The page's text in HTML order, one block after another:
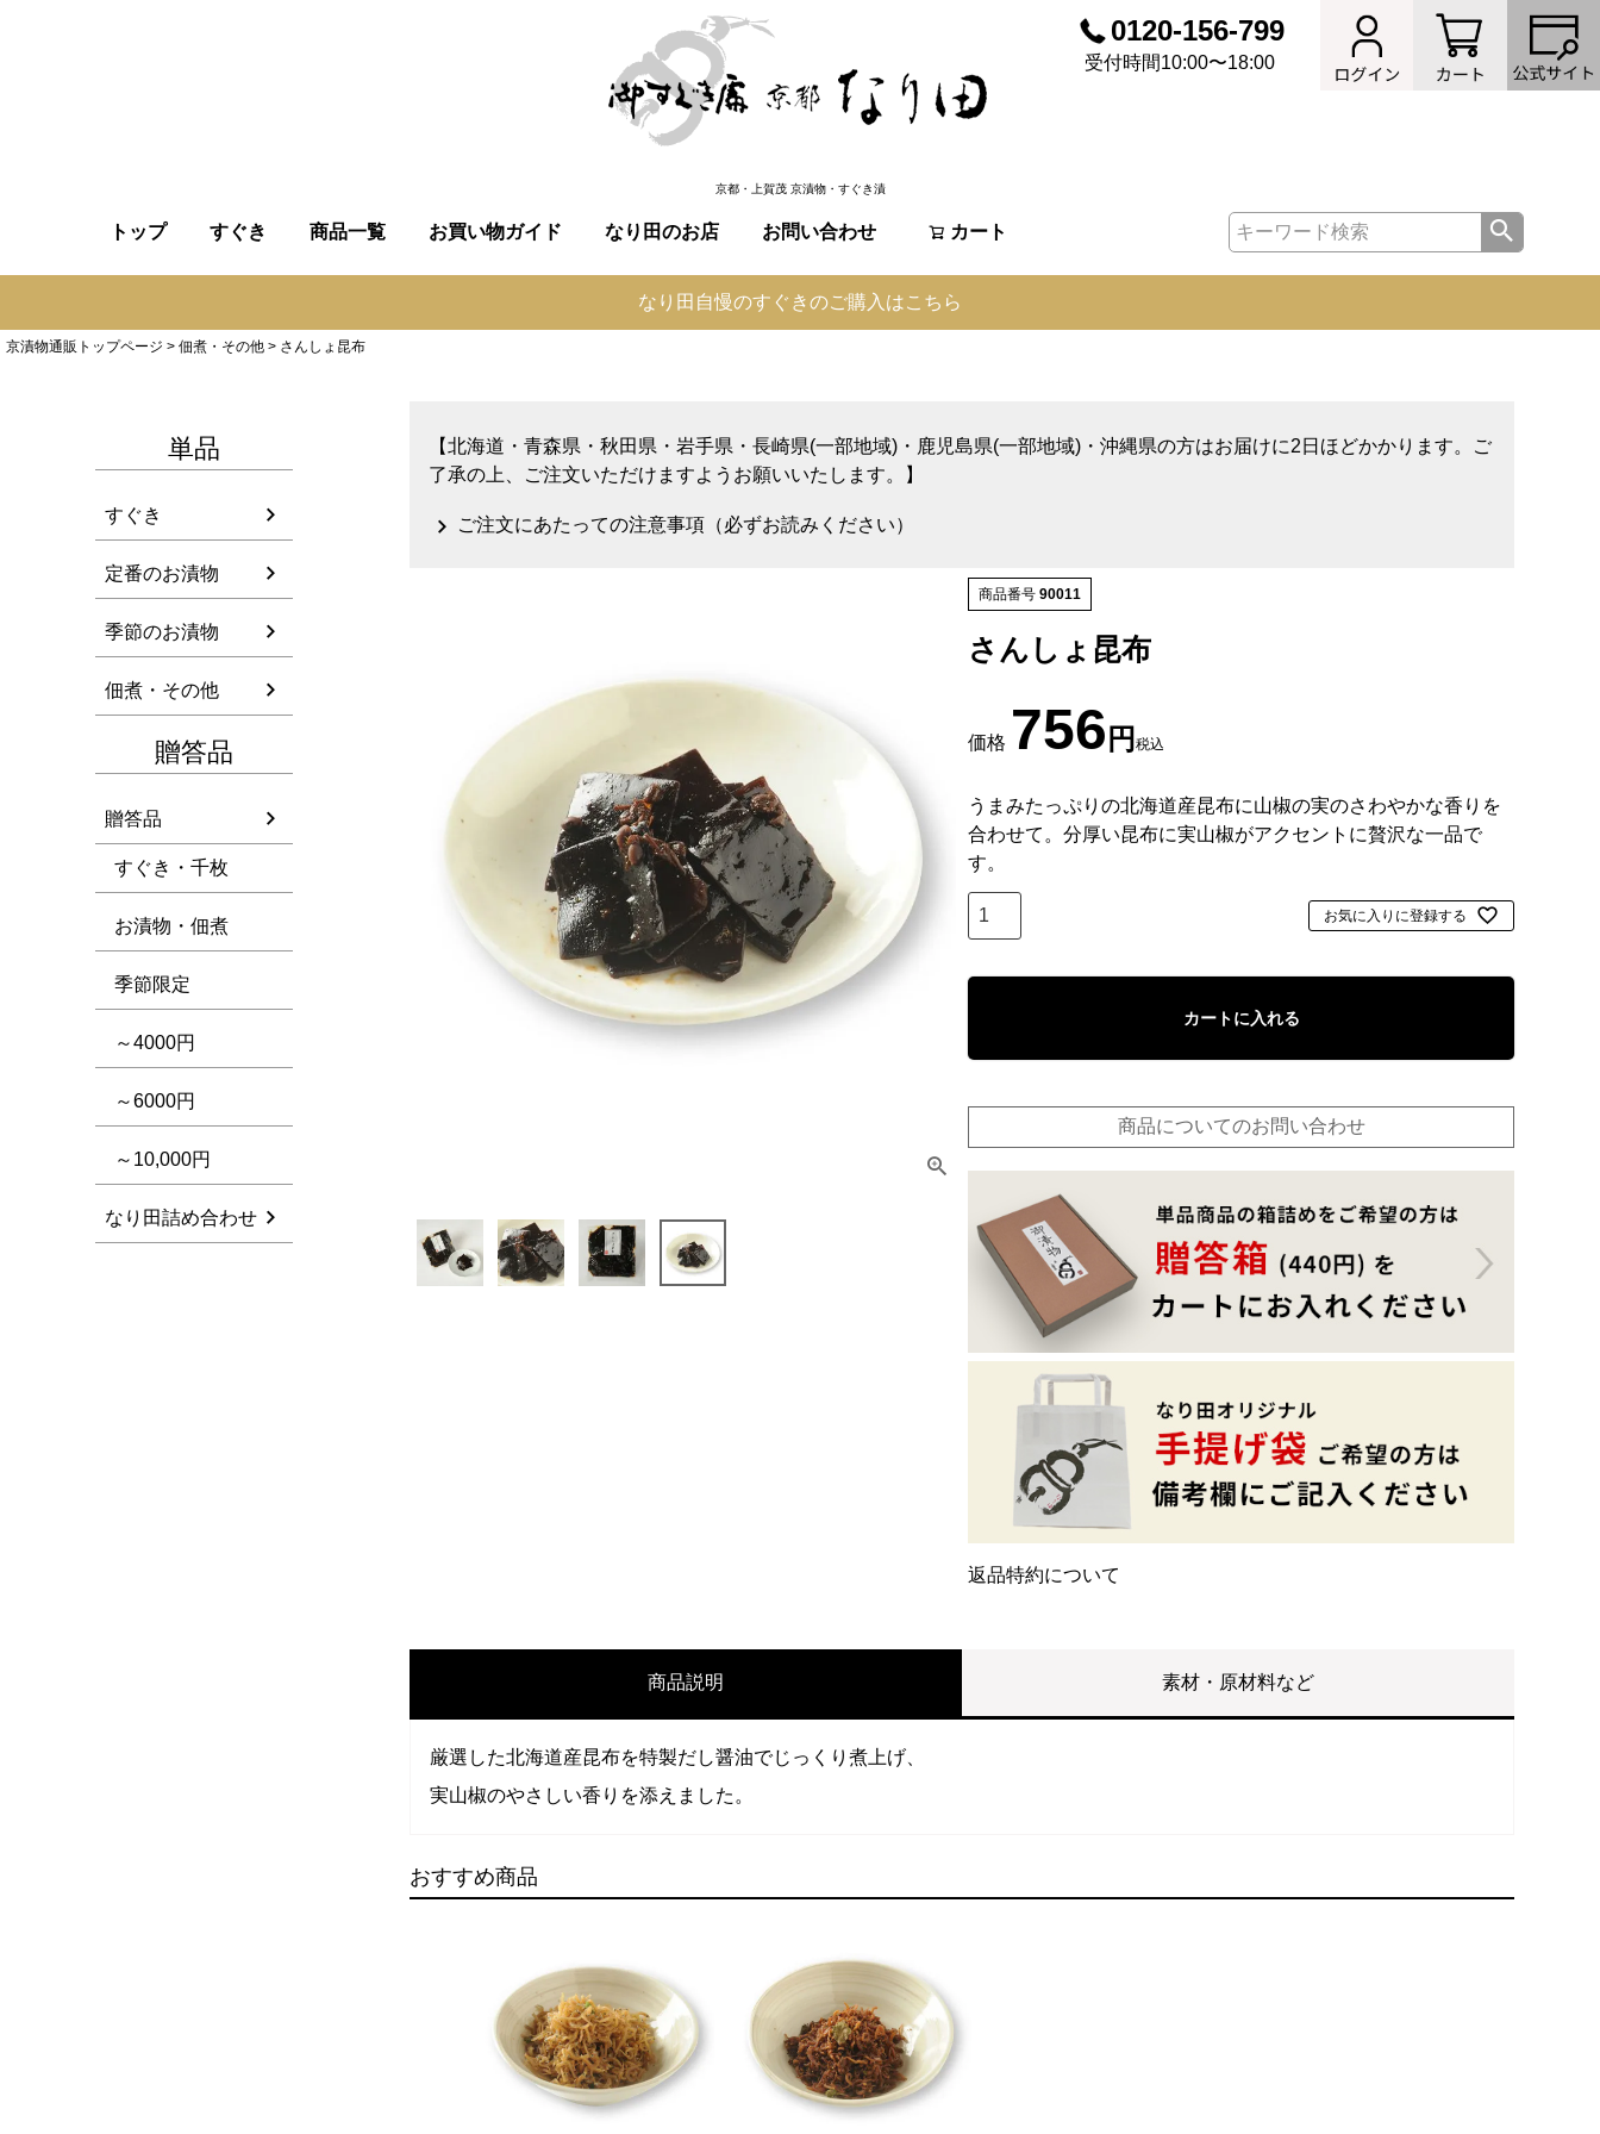
0120-156-799
受付時間10:00〜18:00
京都・上賀茂 京漬物・すぐき漬
トップ すぐき 商品一覧 お買い物ガイド なり田のお店 お問い合わせ カート
なり田自慢のすぐきのご購入はこちら
京漬物通販トップページ 佃煮・その他 さんしょ昆布
単品
すぐき
定番のお漬物
季節のお漬物
佃煮・その他
贈答品
贈答品
すぐき・千枚
お漬物・佃煮
季節限定
～4000円
～6000円
～10,000円
なり田詰め合わせ
【北海道・青森県・秋田県・岩手県・長崎県(一部地域)・鹿児島県(一部地域)・沖縄県の方はお届けに2日ほどかかります。ご
了承の上、ご注文いただけますようお願いいたします。】
ご注文にあたっての注意事項（必ずお読みください）
商品番号 90011
さんしょ昆布
価格 756 税込
うまみたっぷりの北海道産昆布に山椒の実のさわやかな香りを
合わせて。分厚い昆布に実山椒がアクセントに贅沢な一品で
す。
お気に入りに登録する
カートに入れる
商品についてのお問い合わせ
返品特約について
商品説明 素材・原材料など
厳選した北海道産昆布を特製だし醤油でじっくり煮上げ、
実山椒のやさしい香りを添えました。
おすすめ商品